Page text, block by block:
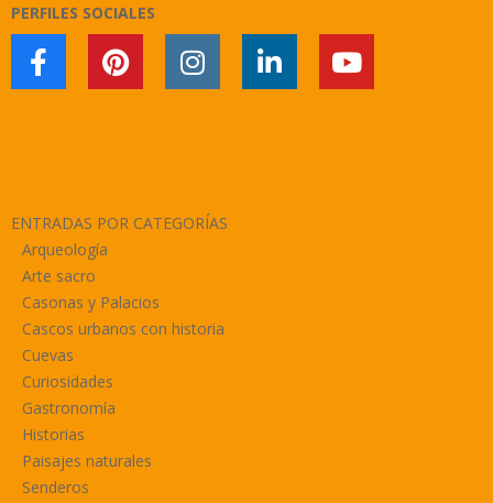
PERFILES SOCIALES
ENTRADAS POR CATEGORÍAS
Arqueología
Arte sacro
Casonas y Palacios
Cascos urbanos con historia
Cuevas
Curiosidades
Gastronomía
Historias
Paisajes naturales
Senderos